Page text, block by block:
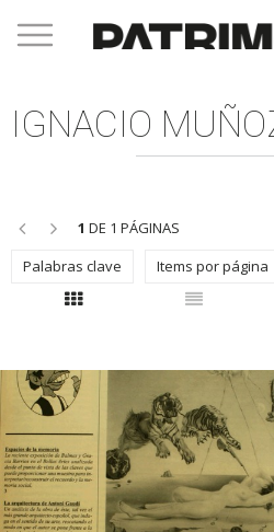
IGNACIO
<< >> 1 DE 1 PÁGINAS
Palabras clave
Items por página
Con thumbnail Sin thumbnail